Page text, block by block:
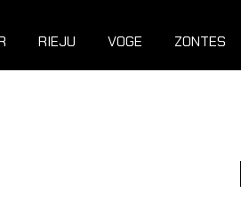
RIEJU VOGE ZONTES